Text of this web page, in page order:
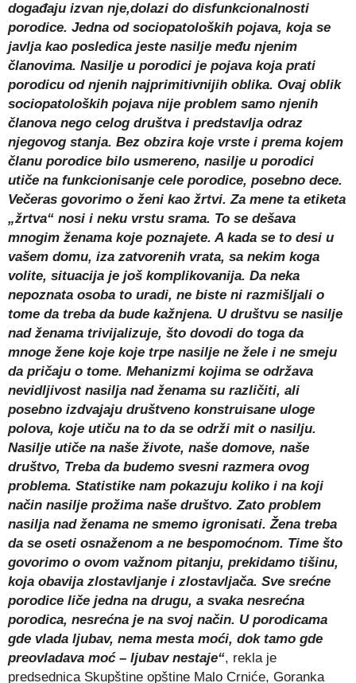
događaju izvan nje,dolazi do disfunkcionalnosti
porodice. Jedna od sociopatoloških pojava, koja se
javlja kao posledica jeste nasilje među njenim
članovima. Nasilje u porodici je pojava koja prati
porodicu od njenih najprimitivnijih oblika. Ovaj oblik
sociopatoloških pojava nije problem samo njenih
članova nego celog društva i predstavlja odraz
njegovog stanja. Bez obzira koje vrste i prema kojem
članu porodice bilo usmereno, nasilje u porodici
utiče na funkcionisanje cele porodice, posebno dece.
Večeras govorimo o ženi kao žrtvi. Za mene ta etiketa
„žrtva“ nosi i neku vrstu srama. To se dešava
mnogim ženama koje poznajete. A kada se to desi u
vašem domu, iza zatvorenih vrata, sa nekim koga
volite, situacija je još komplikovanija. Da neka
nepoznata osoba to uradi, ne biste ni razmišljali o
tome da treba da bude kažnjena. U društvu se nasilje
nad ženama trivijalizuje, što dovodi do toga da
mnoge žene koje koje trpe nasilje ne žele i ne smeju
da pričaju o tome. Mehanizmi kojima se održava
nevidljivost nasilja nad ženama su različiti, ali
posebno izdvajaju društveno konstruisane uloge
polova, koje utiču na to da se održi mit o nasilju.
Nasilje utiče na naše živote, naše domove, naše
društvo, Treba da budemo svesni razmera ovog
problema. Statistike nam pokazuju koliko i na koji
način nasilje prožima naše društvo. Zato problem
nasilja nad ženama ne smemo igronisati. Žena treba
da se oseti osnaženom a ne bespomoćnom. Time što
govorimo o ovom važnom pitanju, prekidamo tišinu,
koja obavija zlostavljanje i zlostavljača. Sve srećne
porodice liče jedna na drugu, a svaka nesrećna
porodica, nesrećna je na svoj način. U porodicama
gde vlada ljubav, nema mesta moći, dok tamo gde
preovladava moć – ljubav nestaje“, rekla je
predsednica Skupštine opštine Malo Crniće, Goranka